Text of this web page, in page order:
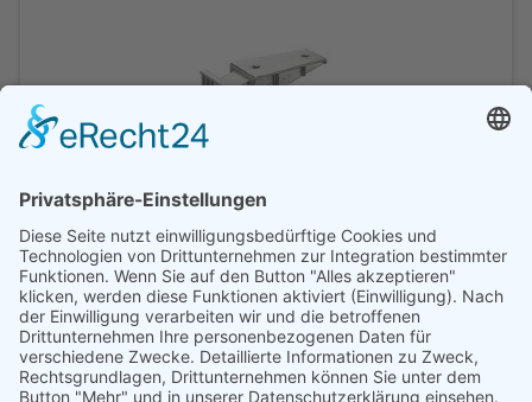
4023149170812
HETTICH Adapter für einliegende Türen an Frontrahmen
keine Verfügbarkeitsinformationen auf Anfrage